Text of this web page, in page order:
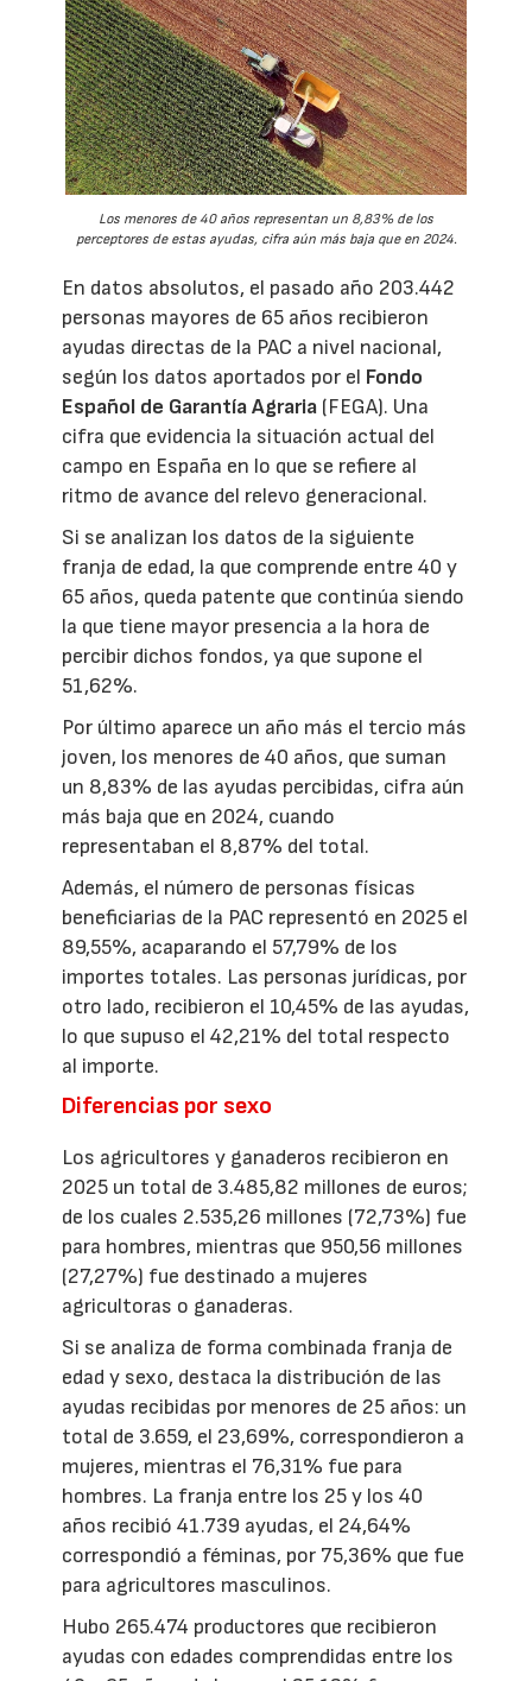
Los menores de 40 años representan un 8,83% de los
perceptores de estas ayudas, cifra aún más baja que en 2024.
En datos absolutos, el pasado año 203.442
personas mayores de 65 años recibieron
ayudas directas de la PAC a nivel nacional,
según los datos aportados por el Fondo
Español de Garantía Agraria (FEGA). Una
cifra que evidencia la situación actual del
campo en España en lo que se refiere al
ritmo de avance del relevo generacional.
Si se analizan los datos de la siguiente
franja de edad, la que comprende entre 40 y
65 años, queda patente que continúa siendo
la que tiene mayor presencia a la hora de
percibir dichos fondos, ya que supone el
51,62%.
Por último aparece un año más el tercio más
joven, los menores de 40 años, que suman
un 8,83% de las ayudas percibidas, cifra aún
más baja que en 2024, cuando
representaban el 8,87% del total.
Además, el número de personas físicas
beneficiarias de la PAC representó en 2025 el
89,55%, acaparando el 57,79% de los
importes totales. Las personas jurídicas, por
otro lado, recibieron el 10,45% de las ayudas,
lo que supuso el 42,21% del total respecto
al importe.
Diferencias por sexo
Los agricultores y ganaderos recibieron en
2025 un total de 3.485,82 millones de euros;
de los cuales 2.535,26 millones (72,73%) fue
para hombres, mientras que 950,56 millones
(27,27%) fue destinado a mujeres
agricultoras o ganaderas.
Si se analiza de forma combinada franja de
edad y sexo, destaca la distribución de las
ayudas recibidas por menores de 25 años: un
total de 3.659, el 23,69%, correspondieron a
mujeres, mientras el 76,31% fue para
hombres. La franja entre los 25 y los 40
años recibió 41.739 ayudas, el 24,64%
correspondió a féminas, por 75,36% que fue
para agricultores masculinos.
Hubo 265.474 productores que recibieron
ayudas con edades comprendidas entre los